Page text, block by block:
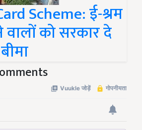
Scheme: ई-श्रम
वालों को सरकार दे